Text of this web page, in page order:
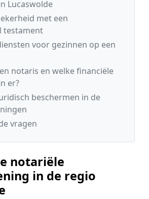
Lucaswolde
met een
testament
voor gezinnen op een
notaris en welke financiële
er?
beschermen in de
vragen
notariële
in de regio